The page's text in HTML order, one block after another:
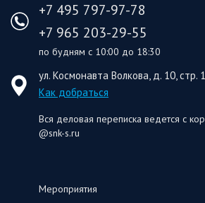
+7 495 797-97-78
+7 965 203-29-55
по будням с 10:00 до 18:30
ул. Космонавта Волкова, д. 10, стр.
Как добраться
Вся деловая переписка ведется с
@snk-s.ru
Мероприятия